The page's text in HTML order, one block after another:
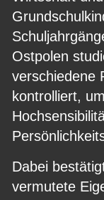
Ostpolen
verschiedene
kontrolliert,
Dabei
vermutete